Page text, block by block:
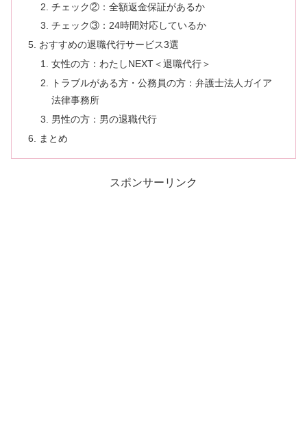
チェック②：全額返金保証があるか
チェック③：24時間対応しているか
おすすめの退職代行サービス3選
女性の方：わたしNEXT＜退職代行＞
トラブルがある方・公務員の方：弁護士法人ガイア
法律事務所
男性の方：男の退職代行
まとめ
スポンサーリンク